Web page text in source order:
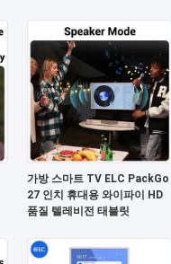
가방 스마트 TV ELC PackGo
27 인치 휴대용 와이파이 HD
품질 텔레비전 태블릿